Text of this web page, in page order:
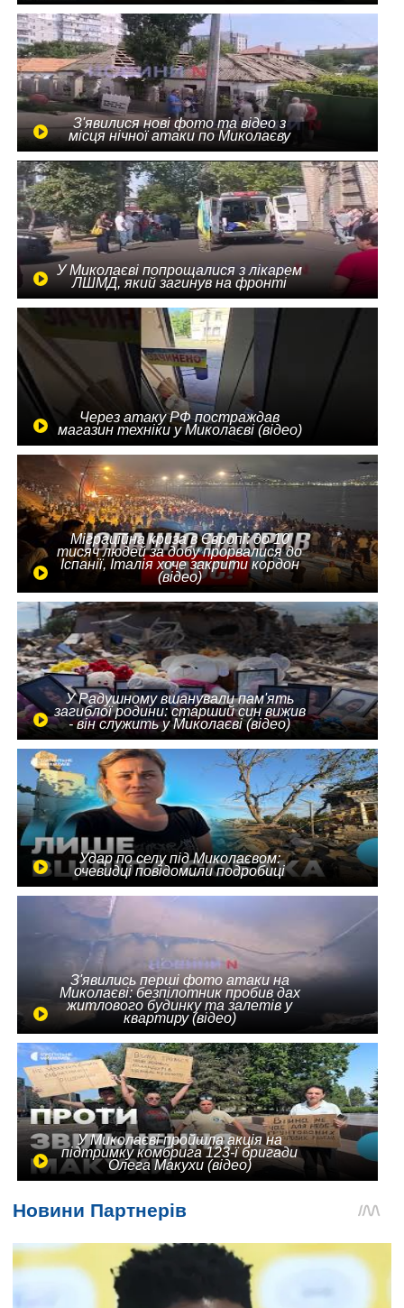
З'явилися нові фото та відео з
місця нічної атаки по Миколаєву
У Миколаєві попрощалися з лікарем
ЛШМД, який загинув на фронті
Через атаку РФ постраждав
магазин техніки у Миколаєві (відео)
Міграційна криза в Європі: до 10
тисяч людей за добу прорвалися до
Іспанії, Італія хоче закрити кордон
(відео)
У Радушному вшанували пам'ять
загиблої родини: старший син вижив
- він служить у Миколаєві (відео)
Удар по селу під Миколаєвом:
очевидці повідомили подробиці
З'явились перші фото атаки на
Миколаєві: безпілотник пробив дах
житлового будинку та залетів у
квартиру (відео)
У Миколаєві пройшла акція на
підтримку комбрига 123-ї бригади
Олега Макухи (відео)